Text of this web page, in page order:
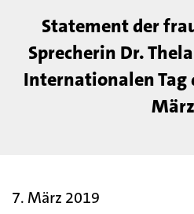
Statement der
Sprecherin Dr.
Internationalen Tag
7. März 2019